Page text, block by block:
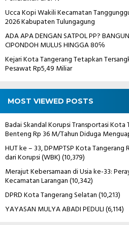
Ucca Kopi Wakili Kecamatan
2026 Kabupaten Tulungagung
ADA APA DENGAN SATPOL PP?
CIPONDOH MULUS HINGGA 80℅
Kejari Kota Tangerang Tetapkan
Pesawat Rp5,49 Miliar
MOST VIEWED POSTS
Badai Skandal Korupsi Transportasi Kota
Benteng Rp 36 M/Tahun Diduga
HUT ke – 33, DPMPTSP Kota
dari Korupsi (WBK)(10,379)
Merajut Kebersamaan di Usia ke-33:
Kecamatan Larangan(10,342)
DPRD Kota Tangerang Selatan(10,213)
YAYASAN MULYA ABADI PEDULI(6,114)